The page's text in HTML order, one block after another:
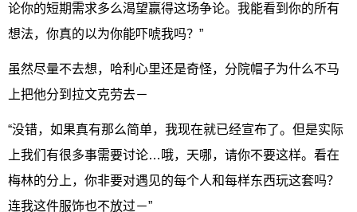
论你的短期需求多么渴望赢得这场争论。我能看到你的所有
想法，你真的以为你能吓唬我吗？”
虽然尽量不去想，哈利心里还是奇怪，分院帽子为什么不马
上把他分到拉文克劳去－
“没错，如果真有那么简单，我现在就已经宣布了。但是实际
上我们有很多事需要讨论…哦，天哪，请你不要这样。看在
梅林的分上，你非要对遇见的每个人和每样东西玩这套吗？
连我这件服饰也不放过－”